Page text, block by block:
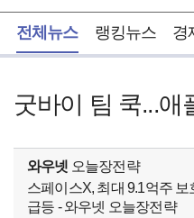
전체뉴스 랭킹뉴스 경
굿바이 팀 쿡...애
와우넷 오늘장전략
스페이스X, 최대 9.1억주
급등 - 와우넷 오늘장전략